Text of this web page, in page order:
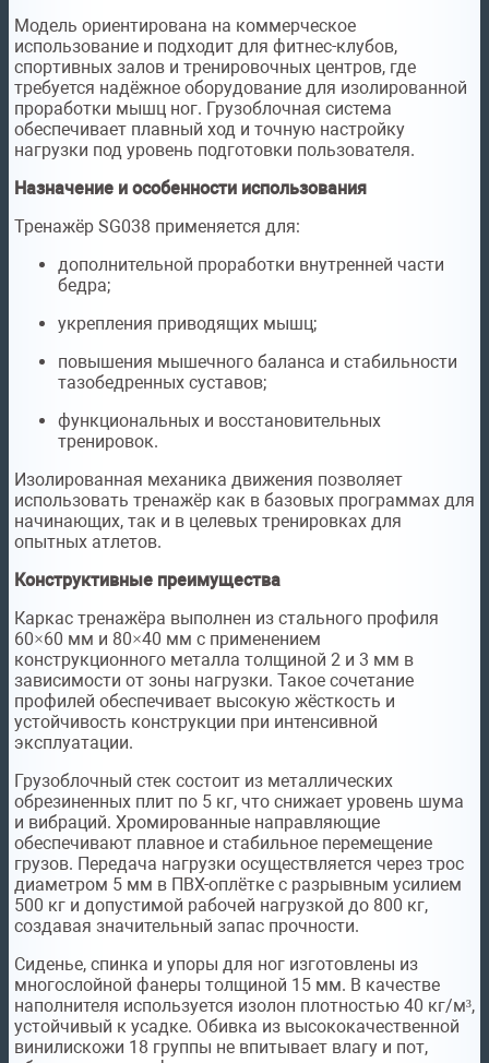
Модель ориентирована на коммерческое
использование и подходит для фитнес-клубов,
спортивных залов и тренировочных центров, где
требуется надёжное оборудование для изолированной
проработки мышц ног. Грузоблочная система
обеспечивает плавный ход и точную настройку
нагрузки под уровень подготовки пользователя.
Назначение и особенности использования
Тренажёр SG038 применяется для:
дополнительной проработки внутренней части
бедра;
укрепления приводящих мышц;
повышения мышечного баланса и стабильности
тазобедренных суставов;
функциональных и восстановительных
тренировок.
Изолированная механика движения позволяет
использовать тренажёр как в базовых программах для
начинающих, так и в целевых тренировках для
опытных атлетов.
Конструктивные преимущества
Каркас тренажёра выполнен из стального профиля
60×60 мм и 80×40 мм с применением
конструкционного металла толщиной 2 и 3 мм в
зависимости от зоны нагрузки. Такое сочетание
профилей обеспечивает высокую жёсткость и
устойчивость конструкции при интенсивной
эксплуатации.
Грузоблочный стек состоит из металлических
обрезиненных плит по 5 кг, что снижает уровень шума
и вибраций. Хромированные направляющие
обеспечивают плавное и стабильное перемещение
грузов. Передача нагрузки осуществляется через трос
диаметром 5 мм в ПВХ-оплётке с разрывным усилием
500 кг и допустимой рабочей нагрузкой до 800 кг,
создавая значительный запас прочности.
Сиденье, спинка и упоры для ног изготовлены из
многослойной фанеры толщиной 15 мм. В качестве
наполнителя используется изолон плотностью 40 кг/м³,
устойчивый к усадке. Обивка из высококачественной
винилискожи 18 группы не впитывает влагу и пот,